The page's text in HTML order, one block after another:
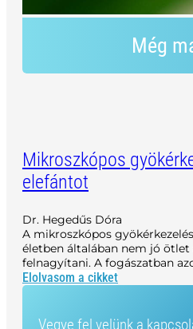
Még
Mikroszkópos
elefántot
Dr. Hegedűs Dóra
A mikroszkópos
életben általában nem jó
felnagyítani. A fogászatban
Elolvasom a cikket
Vegye fel velünk a